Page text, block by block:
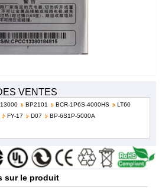
VENTES
BP2101 BCR-1P6S-4000HS
LT60
FY-17 D07 BP-6S1P-5000A
sur le produit